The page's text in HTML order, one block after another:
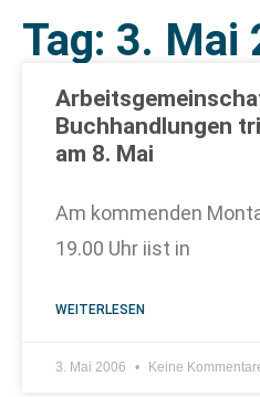
Tag: 3. Mai
Buchhandlungen
am 8. Mai
Am kommenden
19.00 Uhr iist in
WEITERLESEN
3. Mai 2006 Keine